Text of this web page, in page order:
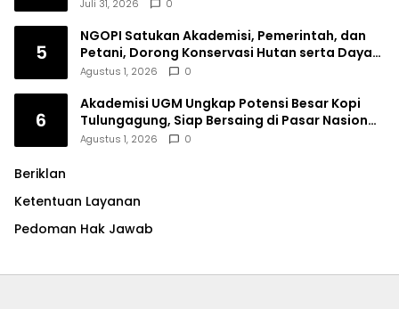
Juli 31, 2026 0
5
NGOPI Satukan Akademisi, Pemerintah, dan
Petani, Dorong Konservasi Hutan serta Daya
Saing Kopi Tulungagung
Agustus 1, 2026 0
6
Akademisi UGM Ungkap Potensi Besar Kopi
Tulungagung, Siap Bersaing di Pasar Nasional
hingga Dunia
Agustus 1, 2026 0
Beriklan
Ketentuan Layanan
Pedoman Hak Jawab